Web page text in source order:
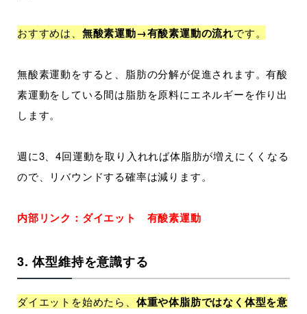
おすすめは、 無酸素運動→有酸素運動の流れです。
無酸素運動をすると、脂肪の分解が促進されます。有酸
素運動をしている間は脂肪を原料にエネルギーを作り出
します。
週に3、4回運動を取り入れれば体脂肪が増えにくくなる
ので、リバウンドする確率は減ります。
内部リンク：ダイエット 有酸素運動
3. 体型維持を意識する
ダイエットを始めたら、 体重や体脂肪ではなく体型を意